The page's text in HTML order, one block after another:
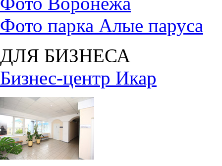
Фото парка Алые паруса
ДЛЯ БИЗНЕСА
Бизнес-центр Икар